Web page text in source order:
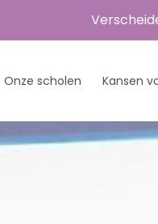
Onze scholen Kansen